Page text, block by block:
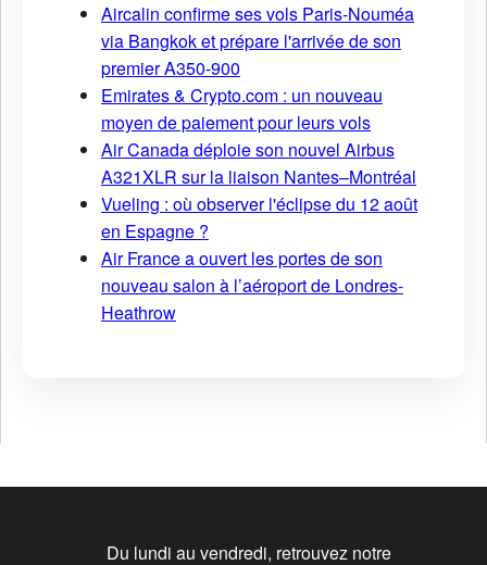
Aircalin confirme ses vols Paris-Nouméa
via Bangkok et prépare l'arrivée de son
premier A350-900
Emirates & Crypto.com : un nouveau
moyen de paiement pour leurs vols
Air Canada déploie son nouvel Airbus
A321XLR sur la liaison Nantes–Montréal
Vueling : où observer l'éclipse du 12 août
en Espagne ?
Air France a ouvert les portes de son
nouveau salon à l’aéroport de Londres-
Heathrow
Du lundi au vendredi, retrouvez notre